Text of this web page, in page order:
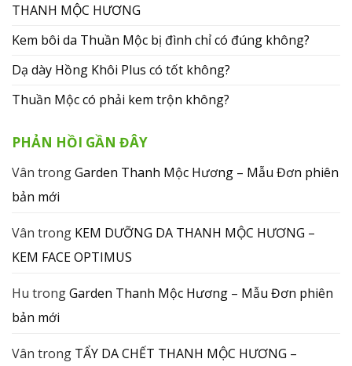
THANH MỘC HƯƠNG
Kem bôi da Thuần Mộc bị đình chỉ có đúng không?
Dạ dày Hồng Khôi Plus có tốt không?
Thuần Mộc có phải kem trộn không?
PHẢN HỒI GẦN ĐÂY
Vân trongGarden Thanh Mộc Hương – Mẫu Đơn phiên
bản mới
Vân trong KEM DƯỠNG DA THANH MỘC HƯƠNG –
KEM FACE OPTIMUS
Hu trongGarden Thanh Mộc Hương – Mẫu Đơn phiên
bản mới
Vân trong TẨY DA CHẾT THANH MỘC HƯƠNG –